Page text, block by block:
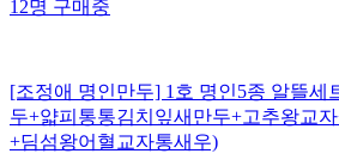
12명구매중
[조정애 명인만두] 1호 명인5종 알뜰세
두+얇피통통김치잎새만두+고추왕교
+딤섬왕어혈교자통새우)